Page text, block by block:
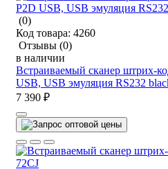
(0)
Код товара: 4260
Отзывы (0)
в наличии
Встраиваемый сканер штрих-
USB, USB эмуляция RS232
7 390 ₽